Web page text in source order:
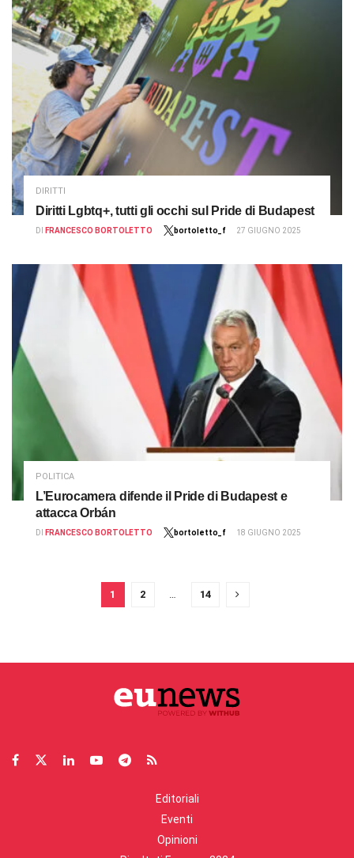
DIRITTI
Diritti Lgbtq+, tutti gli occhi sul Pride di Budapest
DI FRANCESCO BORTOLETTO bortoletto_f 27 GIUGNO 2025
POLITICA
L’Eurocamera difende il Pride di Budapest e
attacca Orbán
DI FRANCESCO BORTOLETTO bortoletto_f 18 GIUGNO 2025
1 2 … 14
Editoriali
Eventi
Opinioni